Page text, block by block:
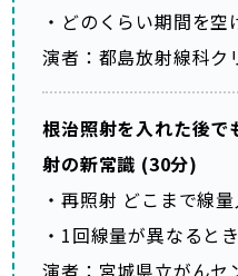
・どのくらい期間を空
演者：都島放射線科ク
根治照射を入れた後
射の新常識 (30分)
・再照射 どこまで線
・1回線量が異なると
演者：宮城県立がん